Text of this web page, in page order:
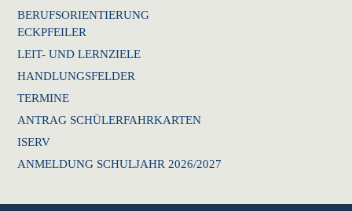
BERUFSORIENTIERUNG
ECKPFEILER
LEIT- UND LERNZIELE
HANDLUNGSFELDER
TERMINE
ANTRAG SCHÜLERFAHRKARTEN
ISERV
ANMELDUNG SCHULJAHR 2026/2027